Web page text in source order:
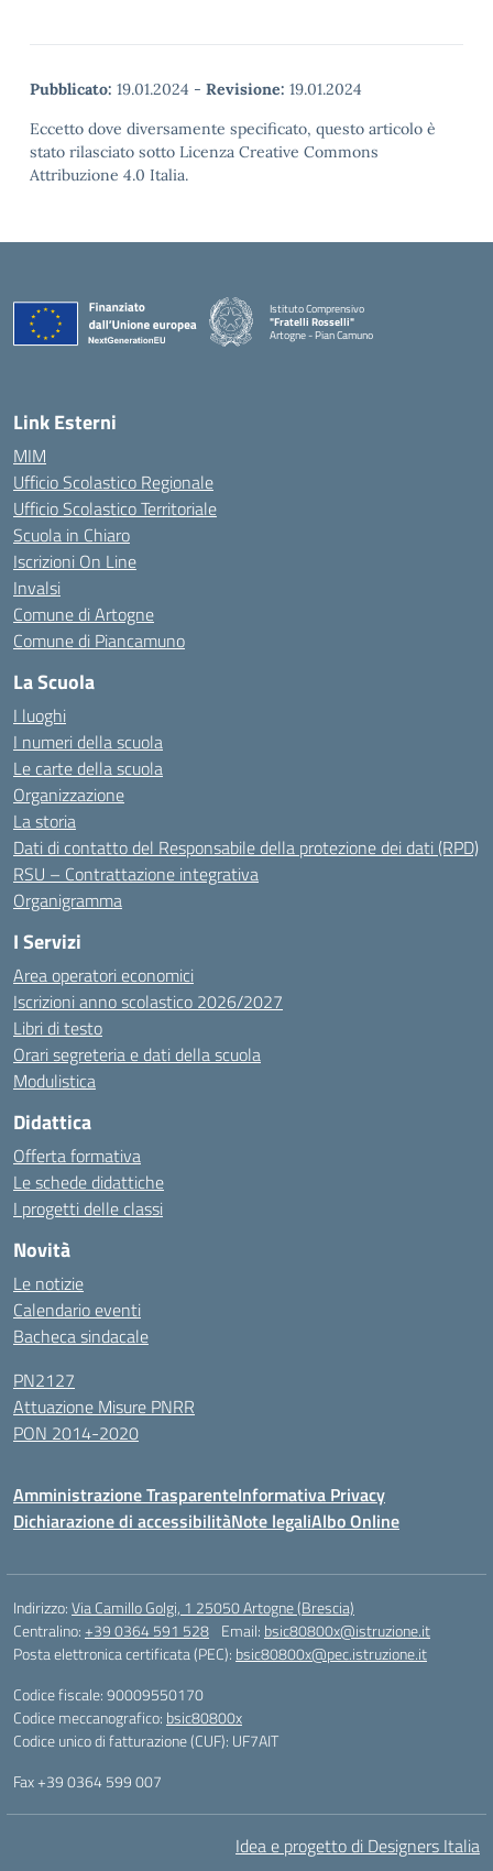
Pubblicato: 19.01.2024 - Revisione: 19.01.2024
Eccetto dove diversamente specificato, questo articolo è
stato rilasciato sotto Licenza Creative Commons
Attribuzione 4.0 Italia.
Istituto Comprensivo
"Fratelli Rosselli"
Artogne - Pian Camuno
— Visita la pagina iniziale della scuola
Link Esterni
MIM
Ufficio Scolastico Regionale
Ufficio Scolastico Territoriale
Scuola in Chiaro
Iscrizioni On Line
Invalsi
Comune di Artogne
Comune di Piancamuno
La Scuola
I luoghi
I numeri della scuola
Le carte della scuola
Organizzazione
La storia
Dati di contatto del Responsabile della protezione dei dati (RPD)
RSU – Contrattazione integrativa
Organigramma
I Servizi
Area operatori economici
Iscrizioni anno scolastico 2026/2027
Libri di testo
Orari segreteria e dati della scuola
Modulistica
Didattica
Offerta formativa
Le schede didattiche
I progetti delle classi
Novità
Le notizie
Calendario eventi
Bacheca sindacale
PN2127
Attuazione Misure PNRR
PON 2014-2020
Amministrazione TrasparenteInformativa Privacy
Dichiarazione di accessibilitàNote legaliAlbo Online
Indirizzo:Via Camillo Golgi, 1 25050 Artogne (Brescia)
Centralino:+39 0364 591 528 Email: bsic80800x@istruzione.it
Posta elettronica certificata (PEC): bsic80800x@pec.istruzione.it
Codice fiscale: 90009550170
Codice meccanografico: bsic80800x
Codice unico di fatturazione (CUF): UF7AIT
Fax +39 0364 599 007
Idea e progetto di Designers Italia